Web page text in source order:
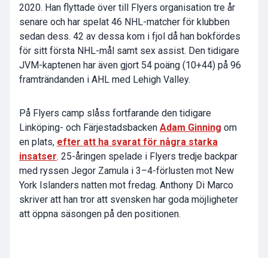
2020. Han flyttade över till Flyers organisation tre år
senare och har spelat 46 NHL-matcher för klubben
sedan dess. 42 av dessa kom i fjol då han bokfördes
för sitt första NHL-mål samt sex assist. Den tidigare
JVM-kaptenen har även gjort 54 poäng (10+44) på 96
framträndanden i AHL med Lehigh Valley.
På Flyers camp slåss fortfarande den tidigare
Linköping- och Färjestadsbacken Adam Ginning om
en plats, efter att ha svarat för några starka
insatser. 25-åringen spelade i Flyers tredje backpar
med ryssen Jegor Zamula i 3–4-förlusten mot New
York Islanders natten mot fredag. Anthony Di Marco
skriver att han tror att svensken har goda möjligheter
att öppna säsongen på den positionen.